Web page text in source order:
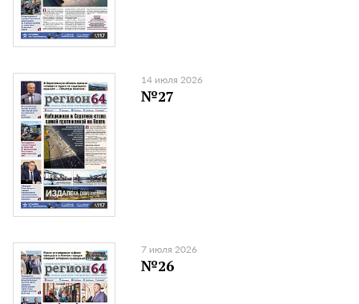
14 июля 2026
№27
7 июля 2026
№26